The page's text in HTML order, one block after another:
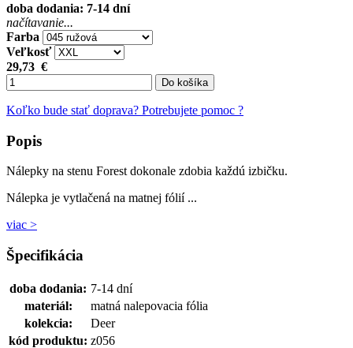
doba dodania: 7-14 dní
načítavanie...
Farba
Veľkosť
29,73 €
Do košíka
Koľko bude stať doprava? Potrebujete pomoc ?
Popis
Nálepky na stenu Forest dokonale zdobia každú izbičku.
Nálepka je vytlačená na matnej fólií ...
viac >
Špecifikácia
doba dodania: 7-14 dní
materiál:
matná nalepovacia fólia
kolekcia:
Deer
kód produktu: z056